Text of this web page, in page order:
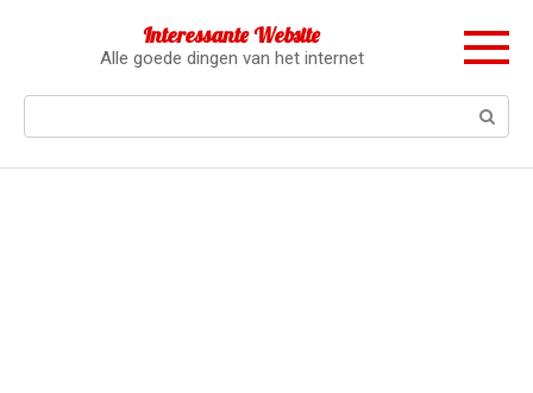
Interessante Website
Alle goede dingen van het internet